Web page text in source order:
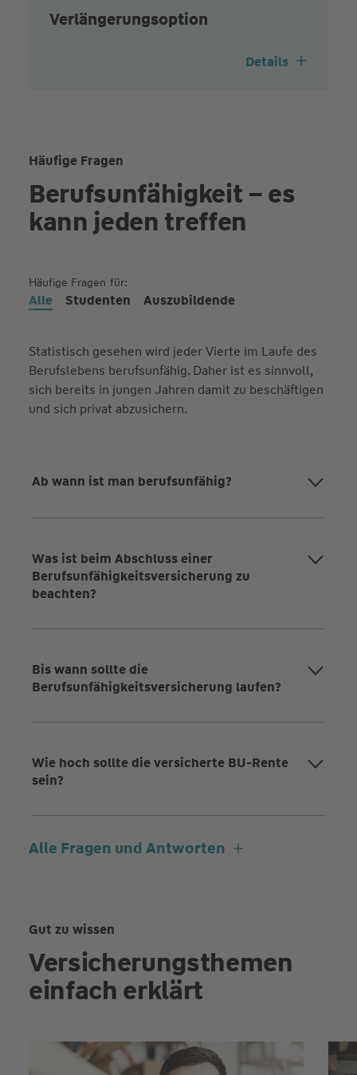
Verlängerungsoption
Details
Häufige Fragen
Berufsunfähigkeit – es
kann jeden treffen
Häufige Fragen für:
Alle Studenten Auszubildende
Statistisch gesehen wird jeder Vierte im Laufe des
Berufslebens berufsunfähig. Daher ist es sinnvoll,
sich bereits in jungen Jahren damit zu beschäftigen
und sich privat abzusichern.
Ab wann ist man berufsunfähig?
Was ist beim Abschluss einer
Berufsunfähigkeitsversicherung zu
beachten?
Bis wann sollte die
Berufsunfähigkeitsversicherung laufen?
Wie hoch sollte die versicherte BU-Rente
sein?
Alle Fragen und Antworten
Gut zu wissen
Versicherungsthemen
einfach erklärt